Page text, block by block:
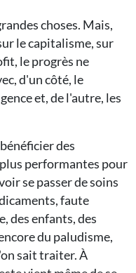
choses. Mais,
le capitalisme, sur
le progrès ne
d'un côté, le
et, de l'autre, les
des
performantes pour
se passer de soins
faute
des enfants, des
du paludisme,
sait traiter. À